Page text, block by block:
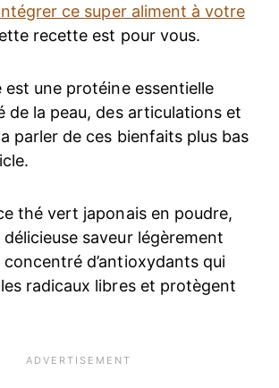
ce super aliment à votre
recette est pour vous.
est une protéine essentielle
de la peau, des articulations et
parler de ces bienfaits plus bas
thé vert japonais en poudre,
saveur légèrement
concentré d’antioxydants qui
radicaux libres et protègent